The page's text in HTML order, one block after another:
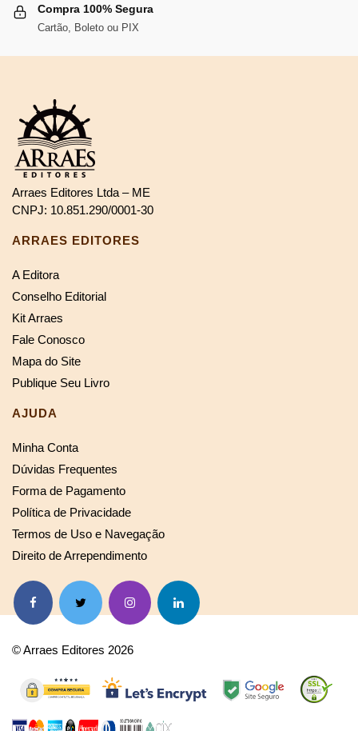
Compra 100% Segura
Cartão, Boleto ou PIX
Arraes Editores Ltda – ME
CNPJ: 10.851.290/0001-30
ARRAES EDITORES
A Editora
Conselho Editorial
Kit Arraes
Fale Conosco
Mapa do Site
Publique Seu Livro
AJUDA
Minha Conta
Dúvidas Frequentes
Forma de Pagamento
Política de Privacidade
Termos de Uso e Navegação
Direito de Arrependimento
© Arraes Editores 2026